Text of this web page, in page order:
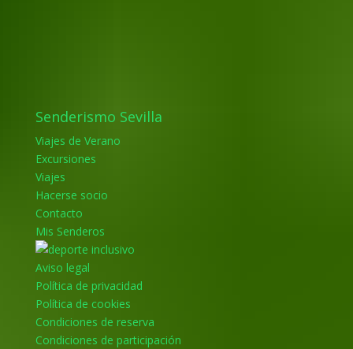
Senderismo Sevilla
Viajes de Verano
Excursiones
Viajes
Hacerse socio
Contacto
Mis Senderos
Aviso legal
Política de privacidad
Política de cookies
Condiciones de reserva
Condiciones de participación